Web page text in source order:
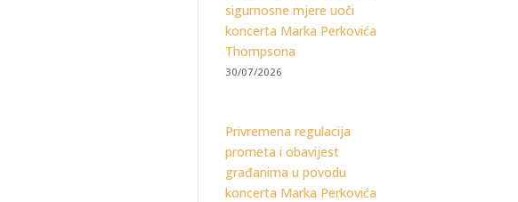
sigurnosne mjere uoči
koncerta Marka Perkovića
Thompsona
30/07/2026
Privremena regulacija
prometa i obavijest
građanima u povodu
koncerta Marka Perkovića